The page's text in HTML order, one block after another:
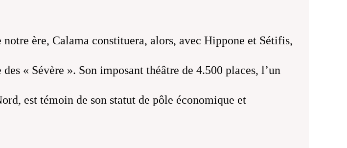
notre ère, Calama constituera, alors, avec Hippone et Sétifis,
« Sévère ». Son imposant théâtre de 4.500 places, l’un
est témoin de son statut de pôle économique et